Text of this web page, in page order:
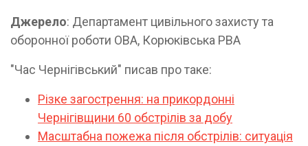
Джерело: Департамент цивільного захисту та
оборонної роботи ОВА, Корюківська РВА
"Час Чернігівський" писав про таке:
Різке загострення: на прикордонні
Чернігівщини 60 обстрілів за добу
Масштабна пожежа після обстрілів: ситуація